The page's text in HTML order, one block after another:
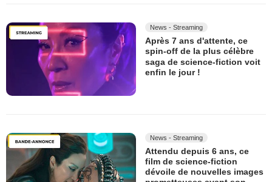
News - Streaming
Après 7 ans d'attente, ce
spin-off de la plus célèbre
saga de science-fiction voit
enfin le jour !
News - Streaming
Attendu depuis 6 ans, ce
film de science-fiction
dévoile de nouvelles images